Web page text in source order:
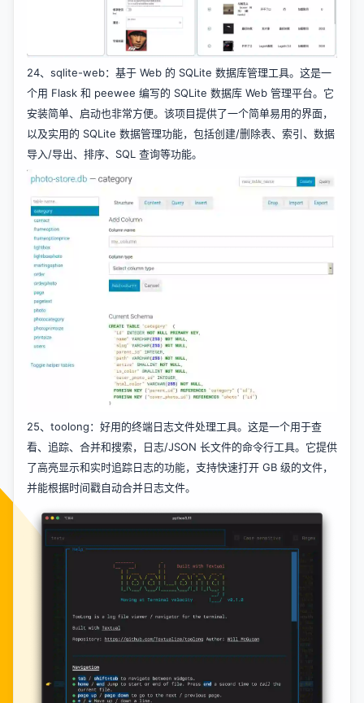
24、 sqlite-web：基于 Web 的 SQLite 数据库管理工具。这是一
个用 Flask 和 peewee 编写的 SQLite 数据库 Web 管理平台。它
安装简单、启动也非常方便。该项目提供了一个简单易用的界面，
以及实用的 SQLite 数据管理功能，包括创建/删除表、索引、数据
导入/导出、排序、SQL 查询等功能。
25、 toolong：好用的终端日志文件处理工具。这是一个用于查
看、追踪、合并和搜索，日志/JSON 长文件的命令行工具。它提供
了高亮显示和实时追踪日志的功能，支持快速打开 GB 级的文件，
并能根据时间戳自动合并日志文件。